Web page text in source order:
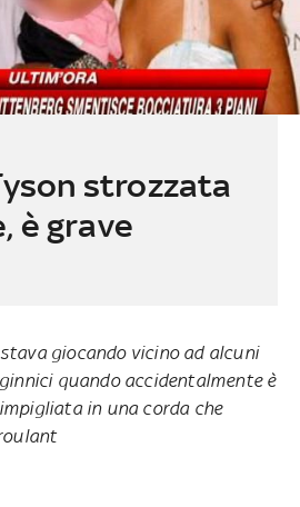
strozzata
è grave
giocando vicino ad alcuni
quando accidentalmente è
in una corda che